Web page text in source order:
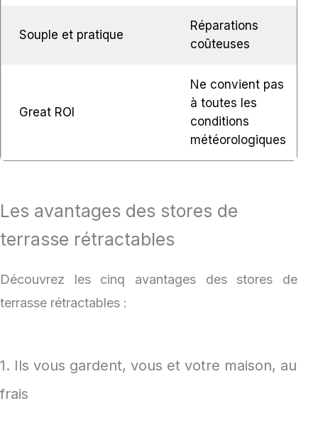
Souple et pratique
Réparations
coûteuses
Great ROI
Ne convient pas
à toutes les
conditions
météorologiques
Les avantages des stores de
terrasse rétractables
Découvrez les cinq avantages des stores de
terrasse rétractables :
1. Ils vous gardent, vous et votre maison, au
frais